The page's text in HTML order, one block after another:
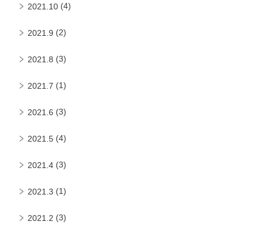
2021.10 (4)
2021.9 (2)
2021.8 (3)
2021.7 (1)
2021.6 (3)
2021.5 (4)
2021.4 (3)
2021.3 (1)
2021.2 (3)